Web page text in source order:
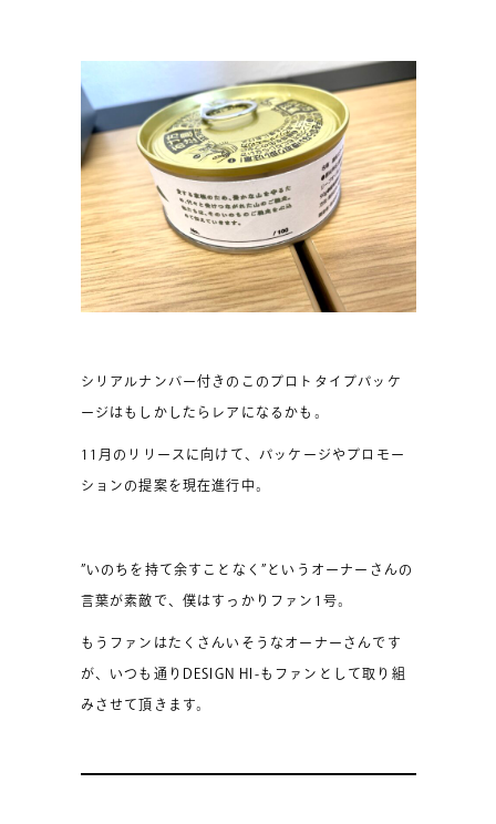
シリアルナンバー付きのこのプロトタイプパッケ
ージはもしかしたらレアになるかも。
11月のリリースに向けて、パッケージやプロモー
ションの提案を現在進行中。
”いのちを持て余すことなく”というオーナーさんの
言葉が素敵で、僕はすっかりファン1号。
もうファンはたくさんいそうなオーナーさんです
が、いつも通りDESIGN HI-もファンとして取り組
みさせて頂きます。